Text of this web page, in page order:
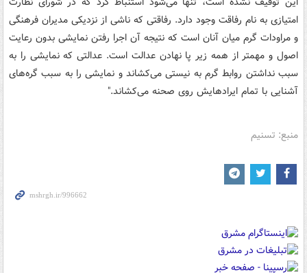
امتیازی به نام رفاقت وجود دارد. رفاقتی که ناشی از نزدیکی مدیران فرهنگی
و مراودات گرم میان آنان است که نتیجه آن اجرا رفتن نمایشی بدون رعایت
اصول و مهمتر از همه زیر پا نهادن عدالت است. عدالتی که نمایشی را به
سبب نداشتن روابط گرم به نیستی می‌کشاند و نمایشی را به سبب گره‌های
آشنایی با تمام ایرادهایش روی صحنه می‌کشاند."
منبع: تسنیم